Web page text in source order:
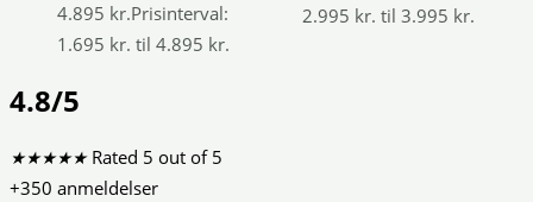
4.895 kr.Prisinterval:
1.695 kr. til 4.895 kr.
2.995 kr. til 3.995 kr.
4.8/5
★★★★★ Rated 5 out of 5
+350 anmeldelser